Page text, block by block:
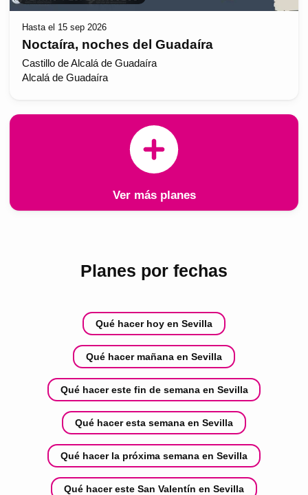
Hasta el 15 sep 2026
Noctaíra, noches del Guadaíra
Castillo de Alcalá de Guadaíra
Alcalá de Guadaíra
Ver más planes
Planes por fechas
Qué hacer hoy en Sevilla
Qué hacer mañana en Sevilla
Qué hacer este fin de semana en Sevilla
Qué hacer esta semana en Sevilla
Qué hacer la próxima semana en Sevilla
Qué hacer este San Valentín en Sevilla